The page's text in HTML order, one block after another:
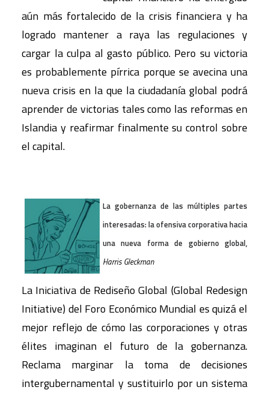
aún más fortalecido de la crisis financiera y ha
logrado mantener a raya las regulaciones y
cargar la culpa al gasto público. Pero su victoria
es probablemente pírrica porque se avecina una
nueva crisis en la que la ciudadanía global podrá
aprender de victorias tales como las reformas en
Islandia y reafirmar finalmente su control sobre
el capital.
La gobernanza de las múltiples partes
interesadas: la ofensiva corporativa hacia
una nueva forma de gobierno global,
Harris Gleckman
La Iniciativa de Rediseño Global (Global Redesign
Initiative) del Foro Económico Mundial es quizá el
mejor reflejo de cómo las corporaciones y otras
élites imaginan el futuro de la gobernanza.
Reclama marginar la toma de decisiones
intergubernamental y sustituirlo por un sistema